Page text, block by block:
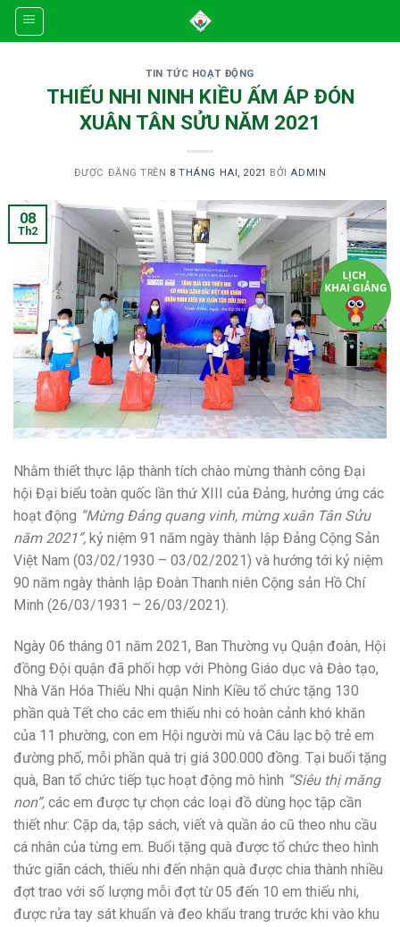
Skip
TIN TỨC HOẠT ĐỘNG
THIẾU NHI NINH KIỀU ẤM ÁP ĐÓN
XUÂN TÂN SỬU NĂM 2021
ĐƯỢC ĐĂNG TRÊN 8 THÁNG HAI, 2021 BỞI ADMIN
08
Th2
Nhằm thiết thực lập thành tích chào mừng thành công Đại
hội Đại biểu toàn quốc lần thứ XIII của Đảng, hưởng ứng các
hoạt động “Mừng Đảng quang vinh, mừng xuân Tân Sửu
năm 2021”, kỷ niệm 91 năm ngày thành lập Đảng Cộng Sản
Việt Nam (03/02/1930 – 03/02/2021) và hướng tới kỷ niệm
90 năm ngày thành lập Đoàn Thanh niên Cộng sản Hồ Chí
Minh (26/03/1931 – 26/03/2021).
Ngày 06 tháng 01 năm 2021, Ban Thường vụ Quận đoàn, Hội
đồng Đội quận đã phối hợp với Phòng Giáo dục và Đào tạo,
Nhà Văn Hóa Thiếu Nhi quận Ninh Kiều tổ chức tặng 130
phần quà Tết cho các em thiếu nhi có hoàn cảnh khó khăn
của 11 phường, con em Hội người mù và Câu lạc bộ trẻ em
đường phố, mỗi phần quà trị giá 300.000 đồng. Tại buổi tặng
quà, Ban tổ chức tiếp tục hoạt động mô hình “Siêu thị măng
non”, các em được tự chọn các loại đồ dùng học tập cần
thiết như: Cặp da, tập sách, viết và quần áo cũ theo nhu cầu
cá nhân của từng em. Buổi tặng quà được tổ chức theo hình
thức giãn cách, thiếu nhi đến nhận quà được chia thành nhiều
đợt trao với số lượng mỗi đợt từ 05 đến 10 em thiếu nhi,
được rửa tay sát khuẩn và đeo khẩu trang trước khi vào khu